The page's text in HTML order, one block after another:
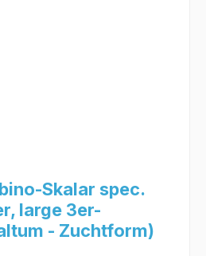
Skalar spec.
large 3er-
- Zuchtform)